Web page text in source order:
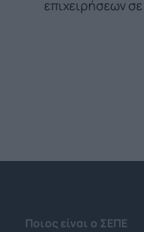
επιχειρήσεων
Ποιος είναι ο ΣΕΠΕ